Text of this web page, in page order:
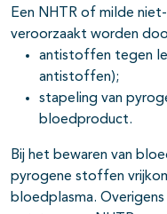
Een NHTR of milde
veroorzaakt worden
antistoffen tegen
antistoffen);
stapeling van
bloedproduct.
Bij het bewaren van
pyrogene stoffen
bloedplasma.